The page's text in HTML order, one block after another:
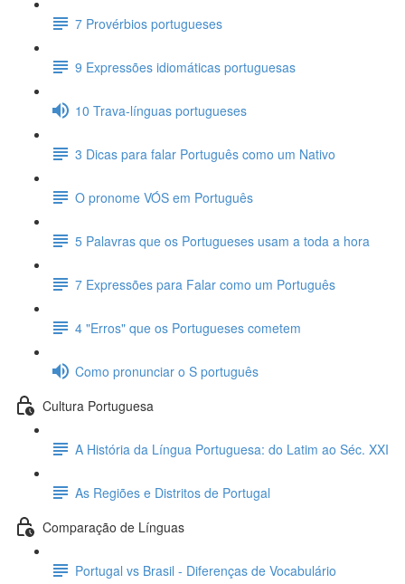
7 Provérbios portugueses
9 Expressões idiomáticas portuguesas
10 Trava-línguas portugueses
3 Dicas para falar Português como um Nativo
O pronome VÓS em Português
5 Palavras que os Portugueses usam a toda a hora
7 Expressões para Falar como um Português
4 "Erros" que os Portugueses cometem
Como pronunciar o S português
Cultura Portuguesa
A História da Língua Portuguesa: do Latim ao Séc. XXI
As Regiões e Distritos de Portugal
Comparação de Línguas
Portugal vs Brasil - Diferenças de Vocabulário